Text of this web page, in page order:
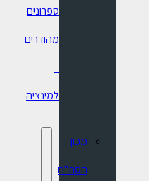
ספרונים
מהודרים
–
למינציה
מכון
הסת"ם